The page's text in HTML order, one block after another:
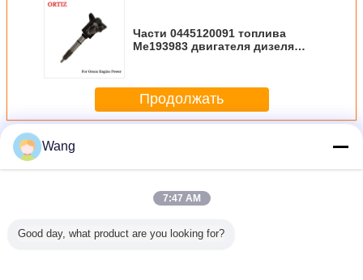
Части 0445120091 топлива
Me193983 двигателя дизеля
Fuso
Продолжать
Больше
Инжектор коллектора системы впрыска топлива Bosch
Wang
7:47 AM
Good day, what product are you looking for?